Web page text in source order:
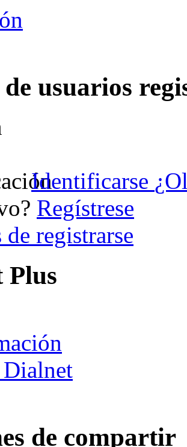
de usuarios
Identificarse
Regístrese
de registrarse
Plus
de compartir